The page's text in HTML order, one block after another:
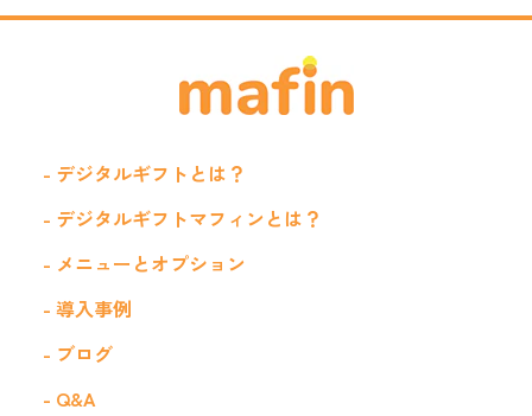
- デジタルギフトとは？
- デジタルギフトマフィンとは？
- メニューとオプション
- 導入事例
- ブログ
- Q&A